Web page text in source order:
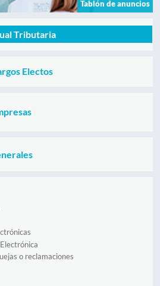
Tablón de anuncios
Tributaria
Electos
o reclamaciones